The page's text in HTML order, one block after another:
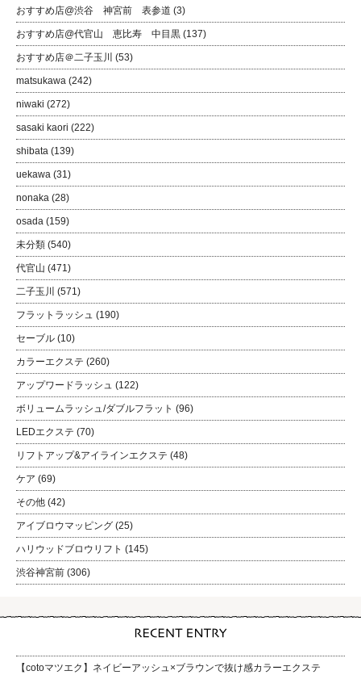
おすすめ店@渋谷 神宮前 表参道 (3)
おすすめ店@代官山 恵比寿 中目黒 (137)
おすすめ店＠二子玉川 (53)
matsukawa (242)
niwaki (272)
sasaki kaori (222)
shibata (139)
uekawa (31)
nonaka (28)
osada (159)
未分類 (540)
代官山 (471)
二子玉川 (571)
フラットラッシュ (190)
セーブル (10)
カラーエクステ (260)
アップワードラッシュ (122)
ボリュームラッシュ/ダブルフラット (96)
LEDエクステ (70)
リフトアップ&アイラインエクステ (48)
ケア (69)
その他 (42)
アイブロウマッピング (25)
ハリウッドブロウリフト (145)
渋谷神宮前 (306)
【cotoマツエク】ネイビーアッシュ×ブラウンで抜け感カラーエクステ